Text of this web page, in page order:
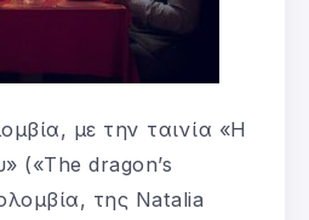
με την ταινία «Η
(«The dragon’s
της Natalia